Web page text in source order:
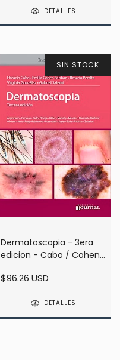
DETALLES
SIN STOCK
Dermatoscopia - 3era
edicion - Cabo / Cohen /
$96.26 USD
DETALLES